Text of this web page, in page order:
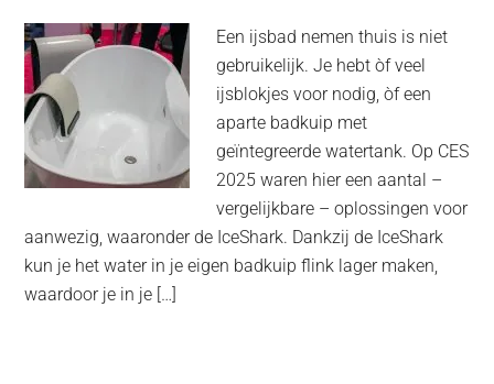
Een ijsbad nemen thuis is niet
gebruikelijk. Je hebt òf veel
ijsblokjes voor nodig, òf een
aparte badkuip met
geïntegreerde watertank. Op CES
2025 waren hier een aantal –
vergelijkbare – oplossingen voor
aanwezig, waaronder de IceShark. Dankzij de IceShark
kun je het water in je eigen badkuip flink lager maken,
waardoor je in je […]